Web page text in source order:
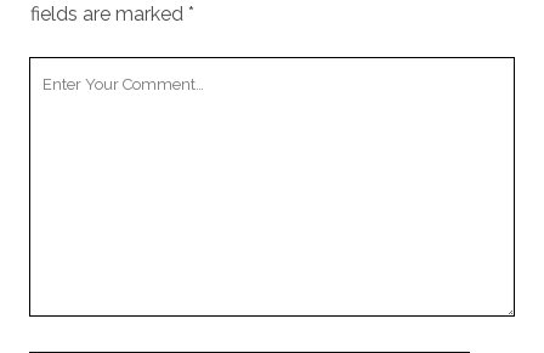
fields are marked *